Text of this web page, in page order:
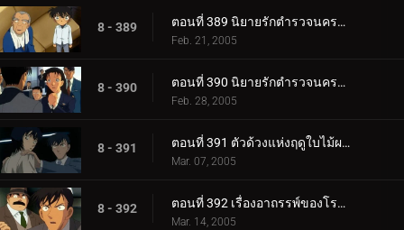
8 - 389 ตอนที่ 389 นิยายรักตำรวจนครบาล ภาค 5 (ตอนแรก)
Feb. 21, 2005
8 - 390 ตอนที่ 390 นิยายรักตำรวจนครบาล ภาค 5 (ตอนจบ)
Feb. 28, 2005
8 - 391 ตอนที่ 391 ตัวด้วงแห่งฤดูใบไม้ผลิอันน่าฉงน
Mar. 07, 2005
8 - 392 ตอนที่ 392 เรื่องอาถรรพ์ของโรงเรียนเทตัน (ตอนแรก)
Mar. 14, 2005